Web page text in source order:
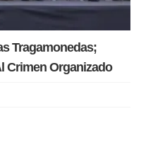
Tragamonedas;
Crimen Organizado